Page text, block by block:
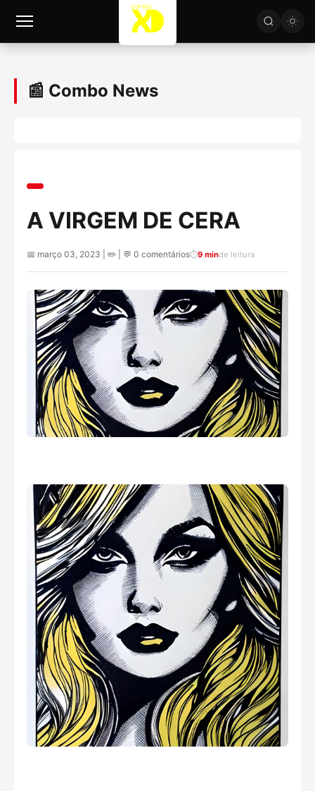
📰 Combo News
A VIRGEM DE CERA
📅 março 03, 2023 | ✏️ | 💬 0 comentários⏱️9 minde leitura